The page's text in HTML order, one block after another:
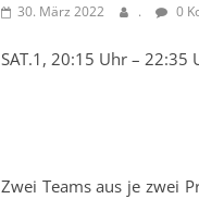
30. März 2022 . 0
SAT.1, 20:15 Uhr – 22:35
Zwei Teams aus je zwei